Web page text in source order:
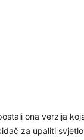
ona verzija
za upaliti